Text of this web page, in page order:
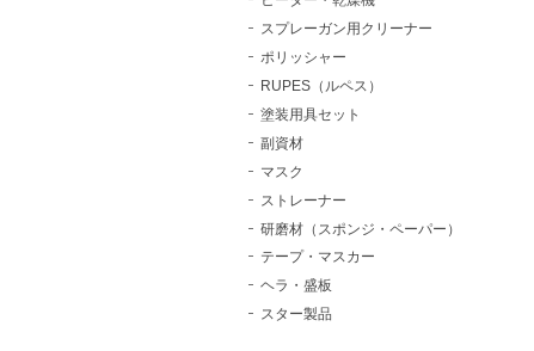
スプレーガン用クリーナー
ポリッシャー
RUPES（ルペス）
塗装用具セット
副資材
マスク
ストレーナー
研磨材（スポンジ・ペーパー）
テープ・マスカー
ヘラ・盛板
スター製品